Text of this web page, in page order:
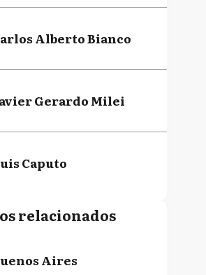
Alberto Bianco
Gerardo Milei
Caputo
relacionados
Aires